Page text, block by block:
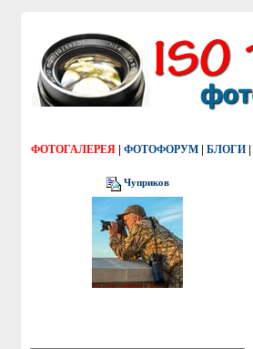
ФОТОГАЛЕРЕЯ | ФОТОФОРУМ | БЛОГИ |
Чуприков